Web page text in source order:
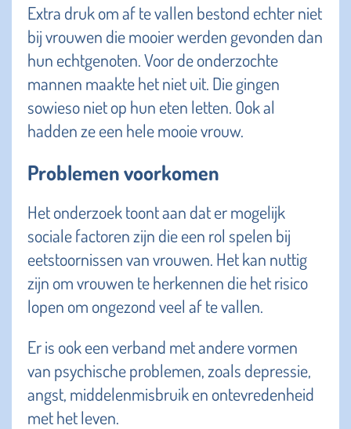
Extra druk om af te vallen bestond echter niet
bij vrouwen die mooier werden gevonden dan
hun echtgenoten. Voor de onderzochte
mannen maakte het niet uit. Die gingen
sowieso niet op hun eten letten. Ook al
hadden ze een hele mooie vrouw.
Problemen voorkomen
Het onderzoek toont aan dat er mogelijk
sociale factoren zijn die een rol spelen bij
eetstoornissen van vrouwen. Het kan nuttig
zijn om vrouwen te herkennen die het risico
lopen om ongezond veel af te vallen.
Er is ook een verband met andere vormen
van psychische problemen, zoals depressie,
angst, middelenmisbruik en ontevredenheid
met het leven.